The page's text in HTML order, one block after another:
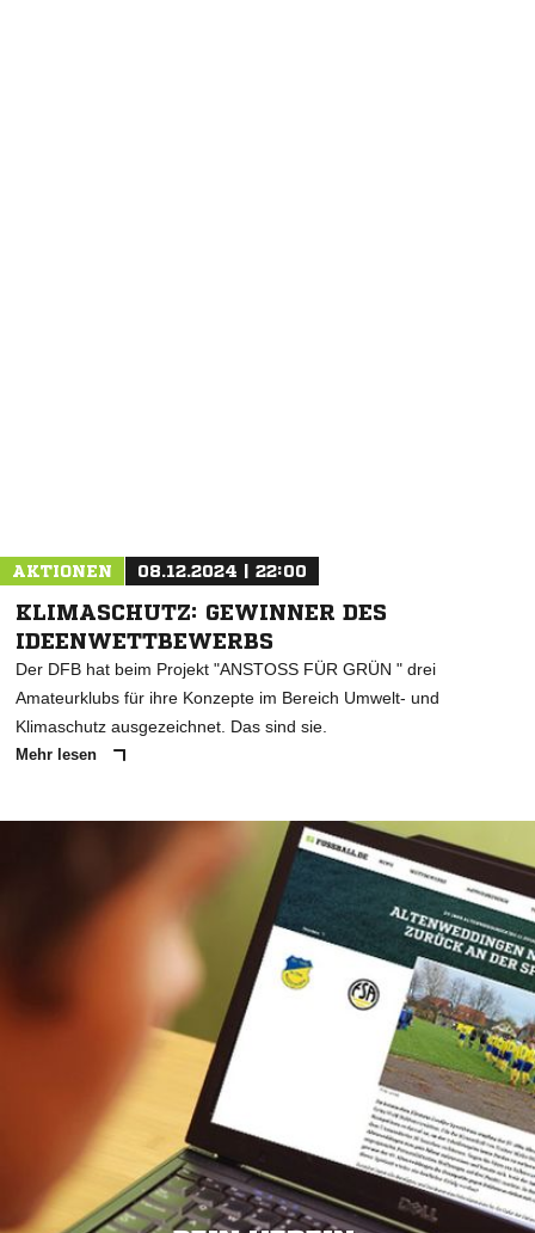
AKTIONEN 08.12.2024 | 22:00
KLIMASCHUTZ: GEWINNER DES
IDEENWETTBEWERBS
Der DFB hat beim Projekt "ANSTOSS FÜR GRÜN " drei
Amateurklubs für ihre Konzepte im Bereich Umwelt- und
Klimaschutz ausgezeichnet. Das sind sie.
Mehr lesen